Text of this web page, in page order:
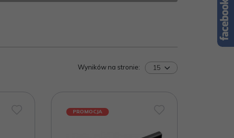
Wyników na stronie:
PROMOCJA